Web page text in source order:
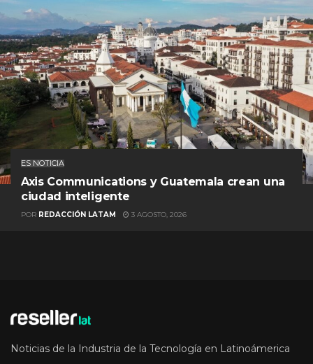
ES NOTICIA
Axis Communications y Guatemala crean una
ciudad inteligente
POR REDACCIÓN LATAM 3 AGOSTO, 2026
Noticias de la Industria de la Tecnología en Latinoámerica